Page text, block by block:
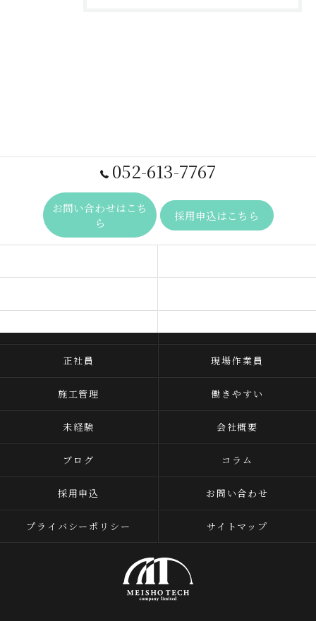
052-613-7767
お問い合わせはこち
ら
採用申込はこちら
正社員 現場作業員
施工管理 働きやすい
未経験 会社概要
ブログ コラム
採用申込 お問い合わせ
プライバシーポリシー サイトマップ